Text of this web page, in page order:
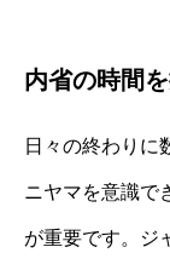
内省の時間
日々の終わりに
ニヤマを意識で
が重要です。ジ